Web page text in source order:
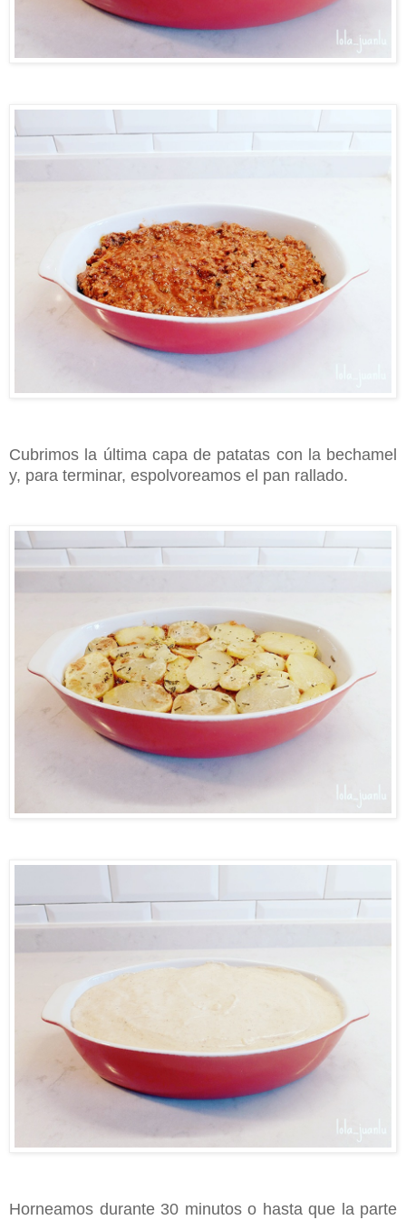
Cubrimos la última capa de patatas con la bechamel
y, para terminar, espolvoreamos el pan rallado.
Horneamos durante 30 minutos o hasta que la parte